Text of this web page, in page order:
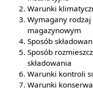
Warunki
Wymagany
magazynowym
Sposób
Sposób
składowania
Warunki kontroli
Warunki